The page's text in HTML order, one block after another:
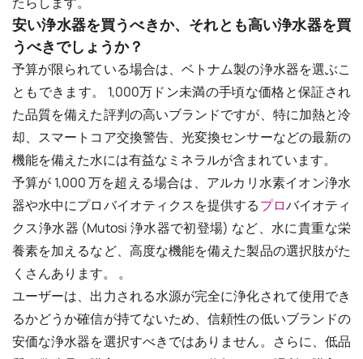
安い浄水器を買うべきか、それとも高い浄水器を買
うべきでしょうか？
予算が限られている場合は、ベトナム製の浄水器を選ぶこ
ともできます。 1,000万ドン未満の手頃な価格と保証され
た品質を備えた評判の高いブランドですが、特に加熱と冷
却、スマートコア交換警告、光変換センサーなどの最新の
機能を備えた水には有益なミネラルが含まれています。
予算が 1,000 万を超える場合は、アルカリ水素イオン浄水
器や水中にプロバイオティクスを提供するプロバイオティ
クス浄水器 (Mutosi 浄水器で初登場) など、水に貴重な栄
養素を加えるなど、高度な機能を備えた製品の選択肢がた
くさんあります。 。
ユーザーは、出力される水源が完全に浄化されて使用でき
るかどうか確信が持てないため、信頼性の低いブランドの
安価な浄水器を選択すべきではありません。さらに、低品